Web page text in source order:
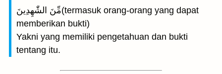
مِّنَ الشّٰهِدِينَ(termasuk orang-orang yang dapat
memberikan bukti)
Yakni yang memiliki pengetahuan dan bukti
tentang itu.